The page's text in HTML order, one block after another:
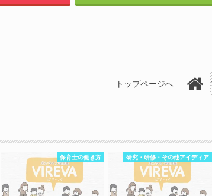
トップページへ
保育士の働き方 研究・研修・その他アイディア